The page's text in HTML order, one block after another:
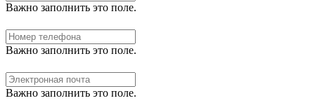
Важно заполнить это поле.
Важно заполнить это поле.
Важно заполнить это поле.